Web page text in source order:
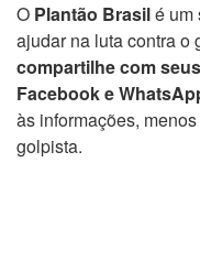
O Plantão Brasilé um
ajudar na luta contra o
compartilhe com
Facebook e
às informações,
golpista.